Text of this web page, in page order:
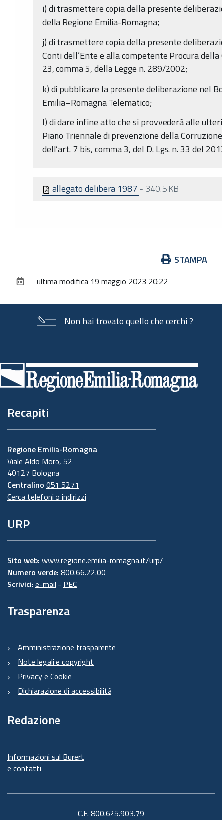
i) di trasmettere copia della presente
della Regione Emilia-Romagna;
j) di trasmettere copia della presente
Conti dell’Ente e alla competente Procura
23, comma 5, della Legge n. 289/2002;
k) di pubblicare la presente deliberazione nel
Emilia–Romagna Telematico;
l) di dare infine atto che si provvederà alle
Piano Triennale di prevenzione della
dell’art. 7 bis, comma 3, del D. Lgs. n. 33 del
allegato delibera 1987- 340.5 KB
documento
STAMPA
ultima modifica 19 maggio 2023 20:22
Non hai trovato quello che cerchi ?
di
pagina
Recapiti
Regione Emilia-Romagna
Viale Aldo Moro, 52
40127 Bologna
Centralino 051 5271
Cerca telefoni o indirizzi
URP
Sito web: www.regione.emilia-romagna.it/urp/
Numero verde: 800.66.22.00
Scrivici: e-mail - PEC
Trasparenza
Amministrazione trasparente
Note legali e copyright
Privacy e Cookie
Dichiarazione di accessibilità
Redazione
Informazioni sul Burert
e contatti
C.F. 800.625.903.79